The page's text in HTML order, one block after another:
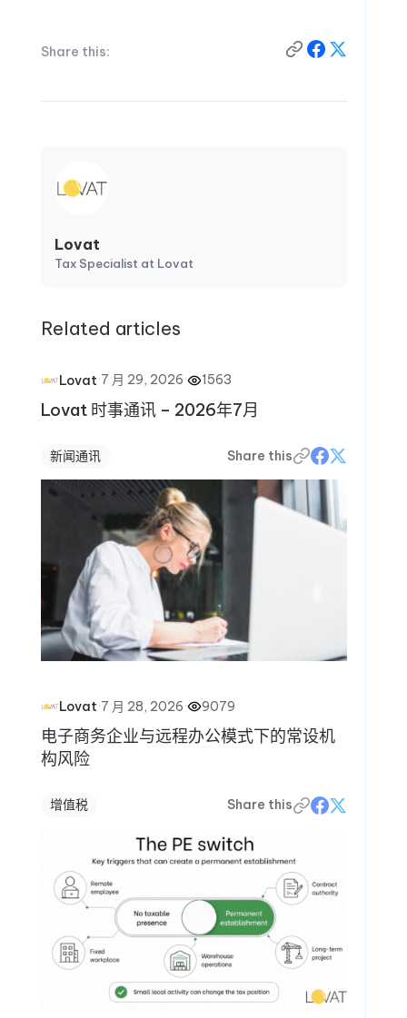
Share this:
Lovat
Tax Specialist at Lovat
Related articles
Lovat·7 月 29, 2026· 1563
Lovat 时事通讯 – 2026年7月
新闻通讯 Share this
Lovat·7 月 28, 2026· 9079
电子商务企业与远程办公模式下的常设机
构风险
增值税 Share this